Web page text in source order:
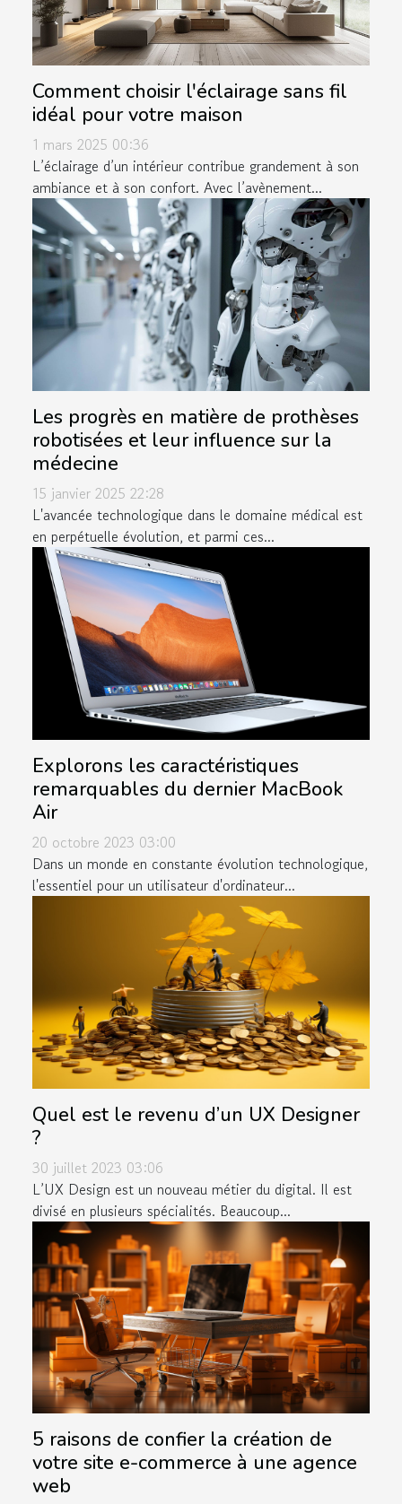
Comment choisir l'éclairage sans fil
idéal pour votre maison
1 mars 2025 00:36
L’éclairage d’un intérieur contribue grandement à son
ambiance et à son confort. Avec l’avènement...
Les progrès en matière de prothèses
robotisées et leur influence sur la
médecine
15 janvier 2025 22:28
L'avancée technologique dans le domaine médical est
en perpétuelle évolution, et parmi ces...
Explorons les caractéristiques
remarquables du dernier MacBook
Air
20 octobre 2023 03:00
Dans un monde en constante évolution technologique,
l'essentiel pour un utilisateur d'ordinateur...
Quel est le revenu d’un UX Designer
?
30 juillet 2023 03:06
L’UX Design est un nouveau métier du digital. Il est
divisé en plusieurs spécialités. Beaucoup...
5 raisons de confier la création de
votre site e-commerce à une agence
web